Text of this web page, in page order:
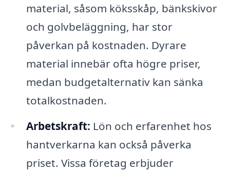
material, såsom köksskåp, bänkskivor
och golvbeläggning, har stor
påverkan på kostnaden. Dyrare
material innebär ofta högre priser,
medan budgetalternativ kan sänka
totalkostnaden.
Arbetskraft: Lön och erfarenhet hos
hantverkarna kan också påverka
priset. Vissa företag erbjuder